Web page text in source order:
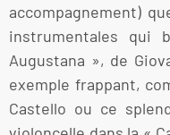
accompagnement)
instrumentales qui
Augustana », de
exemple frappant,
Castello ou ce